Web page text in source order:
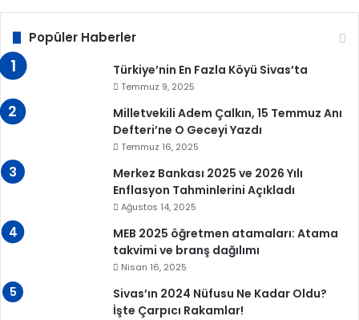
Popüler Haberler
Türkiye’nin En Fazla Köyü Sivas’ta
Temmuz 9, 2025
Milletvekili Adem Çalkın, 15 Temmuz Anı
Defteri’ne O Geceyi Yazdı
Temmuz 16, 2025
Merkez Bankası 2025 ve 2026 Yılı
Enflasyon Tahminlerini Açıkladı
Ağustos 14, 2025
MEB 2025 öğretmen atamaları: Atama
takvimi ve branş dağılımı
Nisan 16, 2025
Sivas’ın 2024 Nüfusu Ne Kadar Oldu?
İşte Çarpıcı Rakamlar!